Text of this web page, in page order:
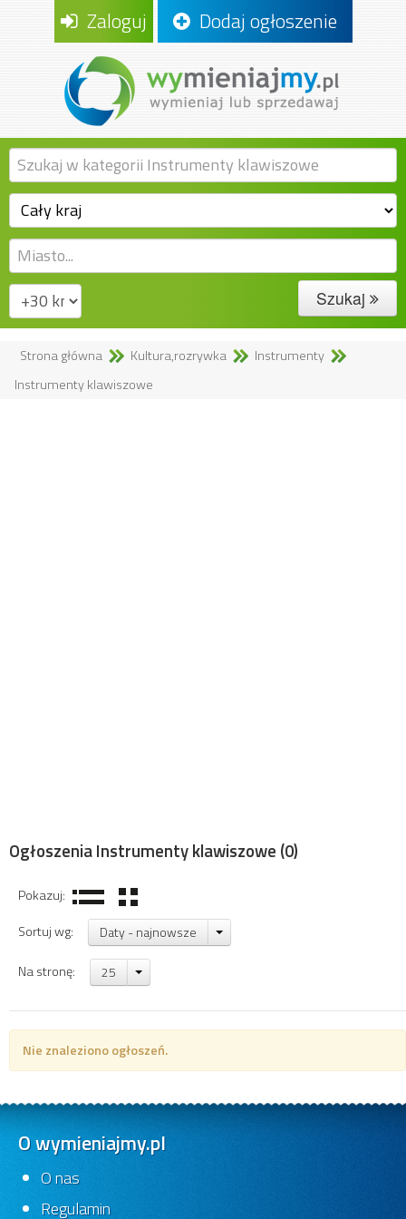
Zaloguj Dodaj ogłoszenie
Szukaj
Strona główna Kultura,rozrywka
Instrumenty
Instrumenty klawiszowe
Ogłoszenia Instrumenty klawiszowe (0)
Pokazuj:
Sortuj wg:
Daty - najnowsze
Na stronę: 25
Nie znaleziono ogłoszeń.
O wymieniajmy.pl
O nas
Regulamin